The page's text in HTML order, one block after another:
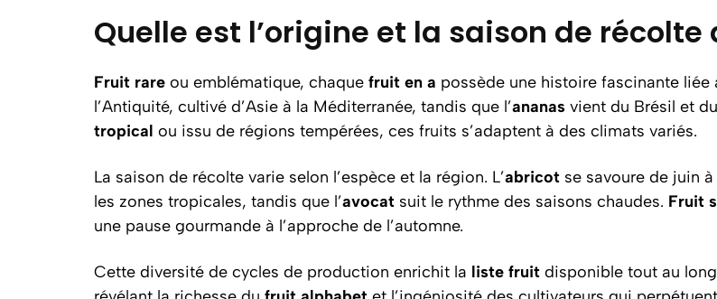
Quelle est l’origine et la saison de récolte
Fruit rare ou emblématique, chaque fruit en a possède une histoire fascinante liée
l’Antiquité, cultivé d’Asie à la Méditerranée, tandis que l’ananas vient du Brésil et
tropical ou issu de régions tempérées, ces fruits s’adaptent à des climats variés.
La saison de récolte varie selon l’espèce et la région. L’abricot se savoure de juin à
les zones tropicales, tandis que l’avocat suit le rythme des saisons chaudes. Fruit
une pause gourmande à l’approche de l’automne.
Cette diversité de cycles de production enrichit la liste fruit disponible tout au long